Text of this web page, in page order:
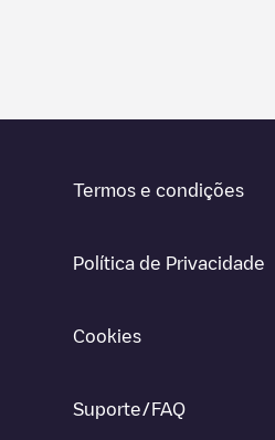
Termos e condições
Política de Privacidade
Cookies
Suporte/FAQ